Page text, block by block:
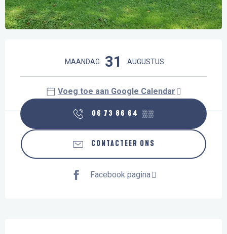
MAANDAG 31 AUGUSTUS
Voeg toe aan Google Calendar
06 73 86 64 ▒▒
CONTACTEER ONS
Facebook pagina